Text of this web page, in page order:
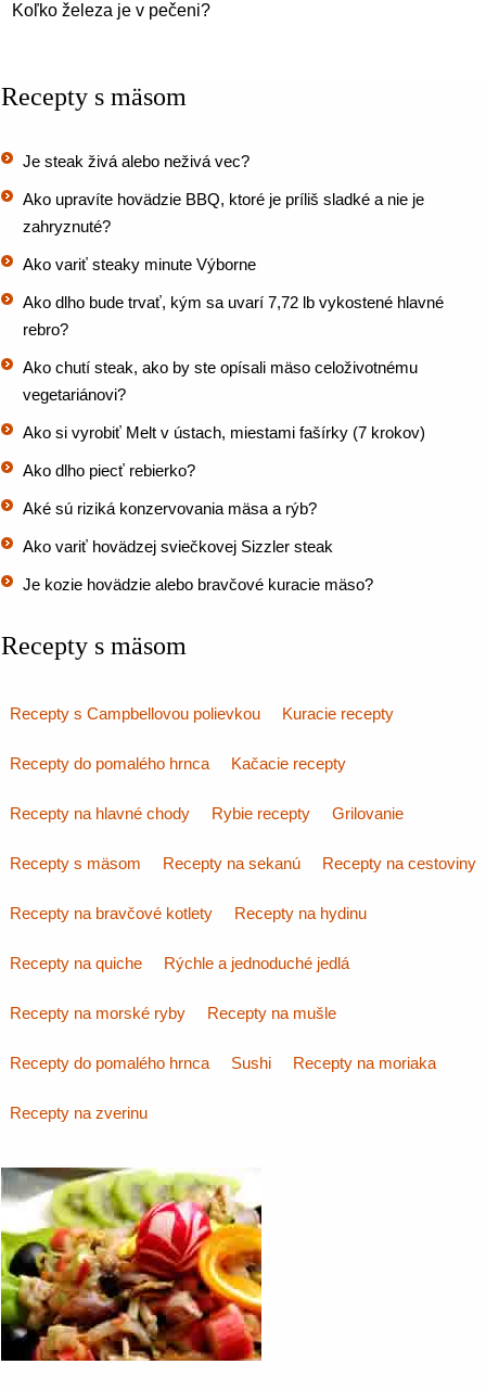
Koľko železa je v pečeni?
Recepty s mäsom
Je steak živá alebo neživá vec?
Ako upravíte hovädzie BBQ, ktoré je príliš sladké a nie je
zahryznuté?
Ako variť steaky minute Výborne
Ako dlho bude trvať, kým sa uvarí 7,72 lb vykostené hlavné
rebro?
Ako chutí steak, ako by ste opísali mäso celoživotnému
vegetariánovi?
Ako si vyrobiť Melt v ústach, miestami fašírky (7 krokov)
Ako dlho piecť rebierko?
Aké sú riziká konzervovania mäsa a rýb?
Ako variť hovädzej sviečkovej Sizzler steak
Je kozie hovädzie alebo bravčové kuracie mäso?
Recepty s mäsom
Recepty s Campbellovou polievkou Kuracie recepty
Recepty do pomalého hrnca Kačacie recepty
Recepty na hlavné chody Rybie recepty Grilovanie
Recepty s mäsom Recepty na sekanú Recepty na cestoviny
Recepty na bravčové kotlety Recepty na hydinu
Recepty na quiche Rýchle a jednoduché jedlá
Recepty na morské ryby Recepty na mušle
Recepty do pomalého hrnca Sushi Recepty na moriaka
Recepty na zverinu